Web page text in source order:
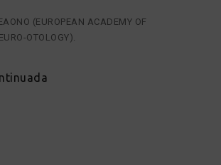
(EUROPEAN ACADEMY OF
OTOLOGY).